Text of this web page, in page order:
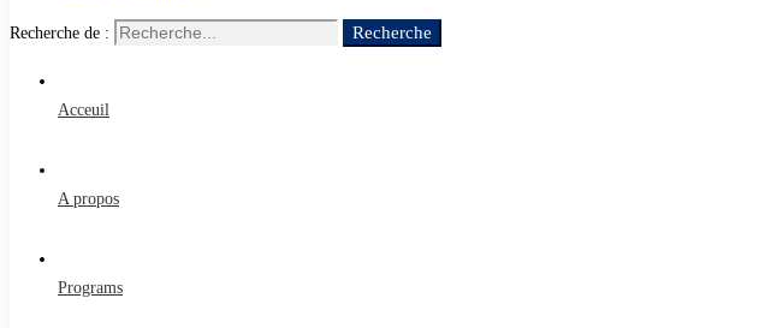
Recherche de : Recherche
Acceuil
A propos
Programs